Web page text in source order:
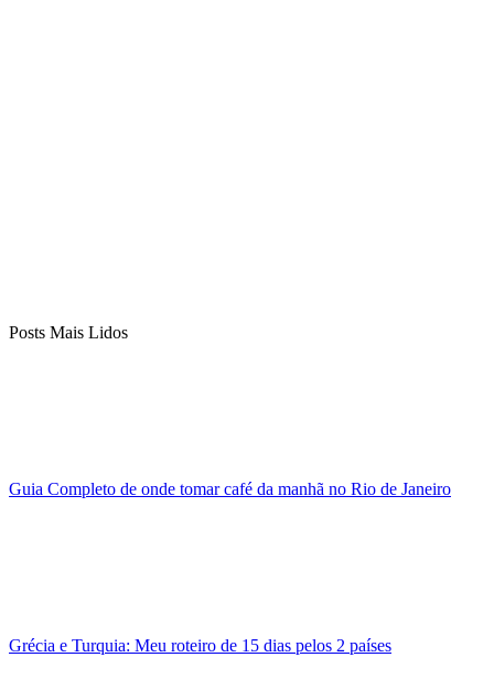
Posts Mais Lidos
Guia Completo de onde tomar café da manhã no Rio de Janeiro
Grécia e Turquia: Meu roteiro de 15 dias pelos 2 países